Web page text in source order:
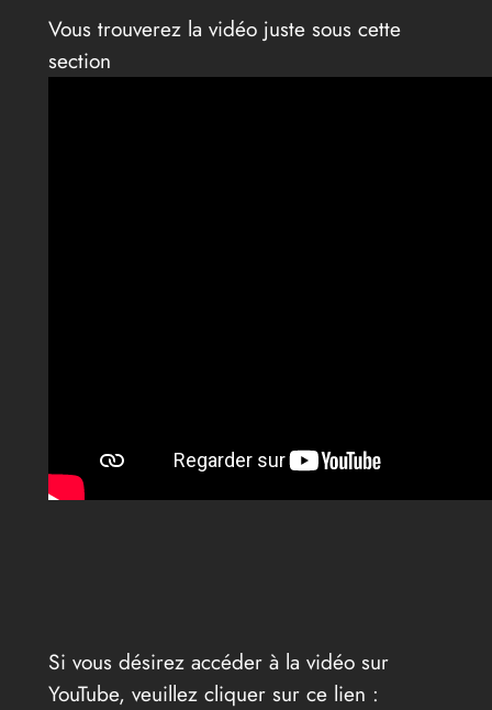
Vous trouverez la vidéo juste sous cette
section
Si vous désirez accéder à la vidéo sur
YouTube, veuillez cliquer sur ce lien :